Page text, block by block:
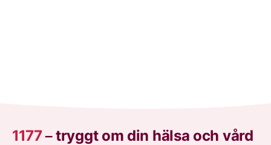
1177–tryggt om din hälsa och vård